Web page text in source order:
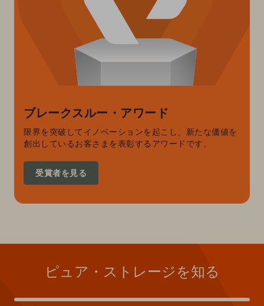
ブレークスルー・アワード
限界を突破してイノベーションを起こし、新たな価値を
創出しているお客さまを表彰するアワードです。
受賞者を見る
ピュア・ストレージを知る